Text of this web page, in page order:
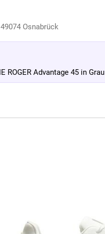
Osnabrück
ROGER Advantage 45 in Grau